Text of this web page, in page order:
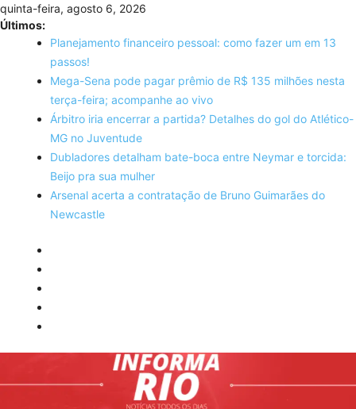
Skip
to
content
quinta-feira, agosto 6, 2026
Últimos:
Planejamento financeiro pessoal: como fazer um em 13
passos!
Mega-Sena pode pagar prêmio de R$ 135 milhões nesta
terça-feira; acompanhe ao vivo
Árbitro iria encerrar a partida? Detalhes do gol do Atlético-
MG no Juventude
Dubladores detalham bate-boca entre Neymar e torcida:
Beijo pra sua mulher
Arsenal acerta a contratação de Bruno Guimarães do
Newcastle